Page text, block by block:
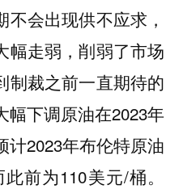
会出现供不应求，
幅走弱，削弱了市场
制裁之前一直期待的
下调原油在2023年
计2023年布伦特原油
前为110美元/桶。